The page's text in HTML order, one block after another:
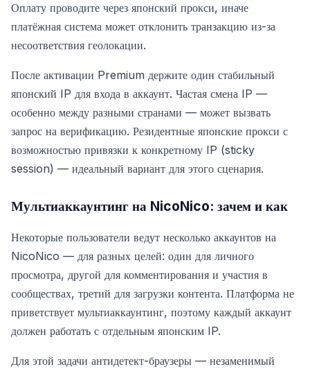
Оплату проводите через японский прокси, иначе
платёжная система может отклонить транзакцию из-за
несоответствия геолокации.
После активации Premium держите один стабильный
японский IP для входа в аккаунт. Частая смена IP —
особенно между разными странами — может вызвать
запрос на верификацию. Резидентные японские прокси с
возможностью привязки к конкретному IP (sticky
session) — идеальный вариант для этого сценария.
Мультиаккаунтинг на NicoNico: зачем и как
Некоторые пользователи ведут несколько аккаунтов на
NicoNico — для разных целей: один для личного
просмотра, другой для комментирования и участия в
сообществах, третий для загрузки контента. Платформа не
приветствует мультиаккаунтинг, поэтому каждый аккаунт
должен работать с отдельным японским IP.
Для этой задачи антидетект-браузеры — незаменимый